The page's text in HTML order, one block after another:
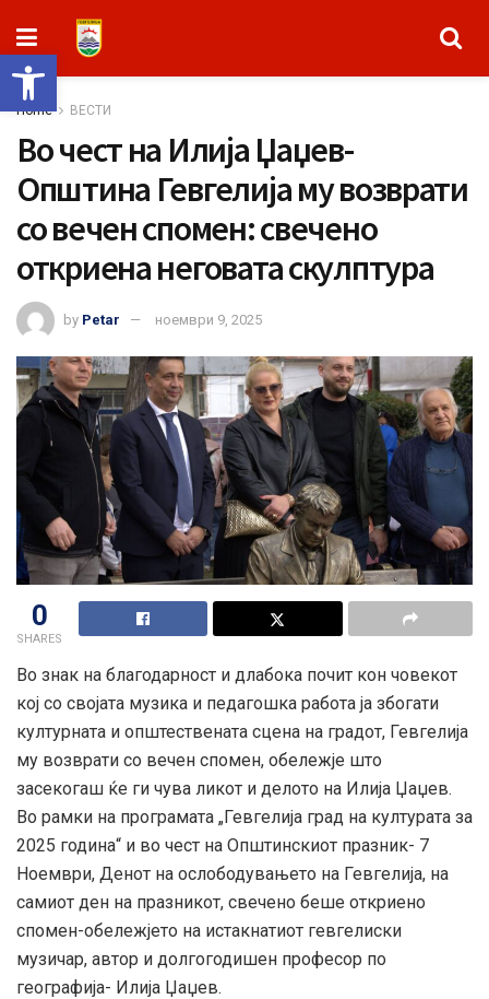
Open toolbar
Home ВЕСТИ
Во чест на Илија Џаџев-
Општина Гевгелија му возврати
со вечен спомен: свечено
откриена неговата скулптура
by Petar ноември 9, 2025
0
SHARES
Во знак на благодарност и длабока почит кон човекот
кој со својата музика и педагошка работа ја збогати
културната и општествената сцена на градот, Гевгелија
му возврати со вечен спомен, обележје што
засекогаш ќе ги чува ликот и делото на Илија Џаџев.
Во рамки на програмата „Гевгелија град на културата за
2025 година“ и во чест на Општинскиот празник- 7
Ноември, Денот на ослободувањето на Гевгелија, на
самиот ден на празникот, свечено беше откриено
спомен-обележјето на истакнатиот гевгелиски
музичар, автор и долгогодишен професор по
географија- Илија Џаџев.